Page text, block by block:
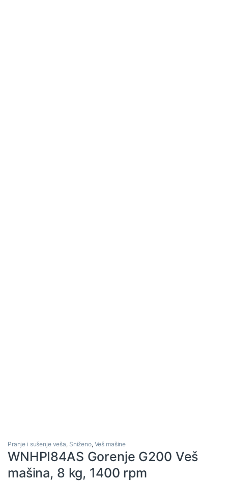
Pranje i sušenje veša, Sniženo, Veš mašine
WNHPI84AS Gorenje G200 Veš
mašina, 8 kg, 1400 rpm